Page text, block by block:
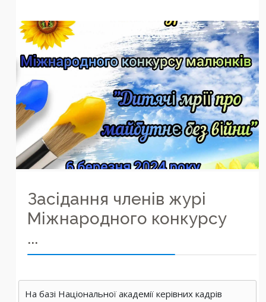
Засідання членів журі
Міжнародного конкурсу
...
На базі Національної академії керівних кадрів